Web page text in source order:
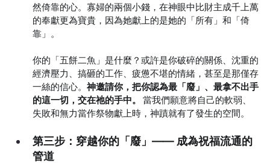
然倚靠的心。寡婦的兩個小錢，在神眼中比財主成千上萬
的奉獻更為寶貴，因為她獻上的是她的「所有」和「倚
靠」。
你的「五餅二魚」是什麼？或許是你破碎的關係、沈重的
經濟壓力、搞砸的工作、疲憊不堪的情緒，甚至是那僅存
一絲的信心。 神邀請你，把你認為最「廢」、最拿不出手
的這一切，交在祂的手中。
當我們願意將自己的軟弱、
失敗和無力當作祭物獻上時，神蹟就有了發生的空間。
第三步：穿越你的「廢」—— 成為祝福流通的
管道